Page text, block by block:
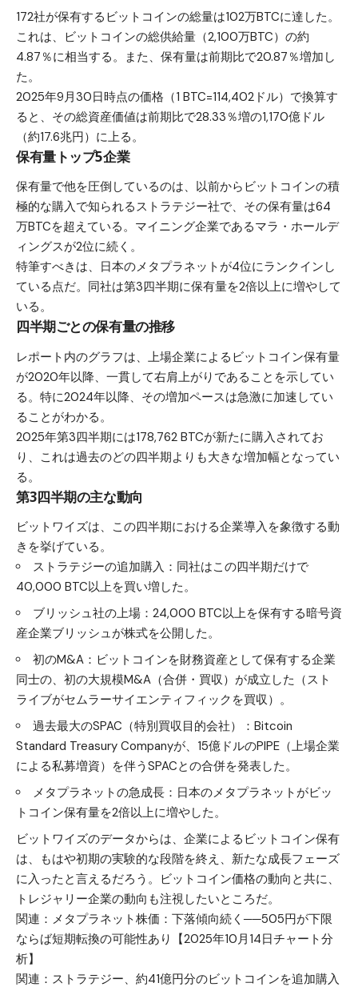
172社が保有するビットコインの総量は102万BTCに達した。
これは、ビットコインの総供給量（2,100万BTC）の約
4.87％に相当する。また、保有量は前期比で20.87％増加し
た。
2025年9月30日時点の価格（1 BTC=114,402ドル）で換算す
ると、その総資産価値は前期比で28.33％増の1,170億ドル
（約17.6兆円）に上る。
保有量トップ5企業
保有量で他を圧倒しているのは、以前からビットコインの積
極的な購入で知られるストラテジー社で、その保有量は64
万BTCを超えている。マイニング企業であるマラ・ホールデ
ィングスが2位に続く。
特筆すべきは、日本のメタプラネットが4位にランクインし
ている点だ。同社は第3四半期に保有量を2倍以上に増やして
いる。
四半期ごとの保有量の推移
レポート内のグラフは、上場企業によるビットコイン保有量
が2020年以降、一貫して右肩上がりであることを示してい
る。特に2024年以降、その増加ペースは急激に加速してい
ることがわかる。
2025年第3四半期には178,762 BTCが新たに購入されてお
り、これは過去のどの四半期よりも大きな増加幅となってい
る。
第3四半期の主な動向
ビットワイズは、この四半期における企業導入を象徴する動
きを挙げている。
ストラテジーの追加購入：同社はこの四半期だけで
40,000 BTC以上を買い増した。
ブリッシュ社の上場：24,000 BTC以上を保有する暗号資
産企業ブリッシュが株式を公開した。
初のM&A：ビットコインを財務資産として保有する企業
同士の、初の大規模M&A（合併・買収）が成立した（スト
ライブがセムラーサイエンティフィックを買収）。
過去最大のSPAC（特別買収目的会社）：Bitcoin
Standard Treasury Companyが、15億ドルのPIPE（上場企業
による私募増資）を伴うSPACとの合併を発表した。
メタプラネットの急成長：日本のメタプラネットがビッ
トコイン保有量を2倍以上に増やした。
ビットワイズのデータからは、企業によるビットコイン保有
は、もはや初期の実験的な段階を終え、新たな成長フェーズ
に入ったと言えるだろう。ビットコイン価格の動向と共に、
トレジャリー企業の動向も注視したいところだ。
関連： メタプラネット株価：下落傾向続く──505円が下限
ならば短期転換の可能性あり【2025年10月14日チャート分
析】
関連： ストラテジー、約41億円分のビットコインを追加購入